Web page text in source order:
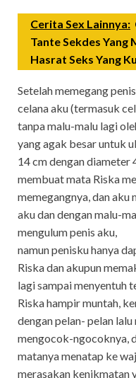
Cerita Sex Lainnya:
Tante Sekdes Yang
Hasrat Seks Yang
Setelah memegang
celana aku (termasuk
tanpa malu-malu lagi
yang agak besar untuk
14 cm dengan diameter
membuat mata Riska
memegangnya, dan aku
aku dan dengan malu-
mengulum penis aku,
namun penisku hanya
Riska dan akupun
lagi sampai menyentuh
Riska hampir muntah,
dengan pelan- pelan
mengocok-ngocoknya,
matanya menatap ke
merasakan kenikmatan